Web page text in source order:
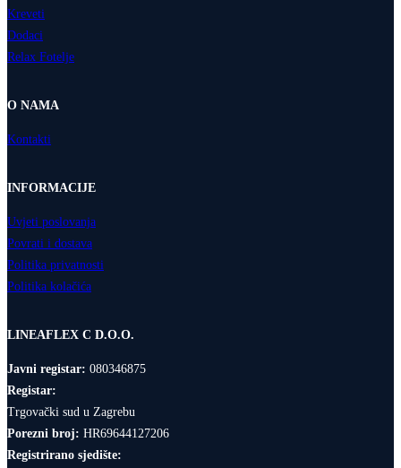
Kreveti
Dodaci
Relax Fotelje
O NAMA
Kontakti
INFORMACIJE
Uvjeti poslovanja
Povrati i dostava
Politika privatnosti
Politika kolačića
LINEAFLEX C D.O.O.
Javni registar: 080346875
Registar:
Trgovački sud u Zagrebu
Porezni broj: HR69644127206
Registrirano sjedište: